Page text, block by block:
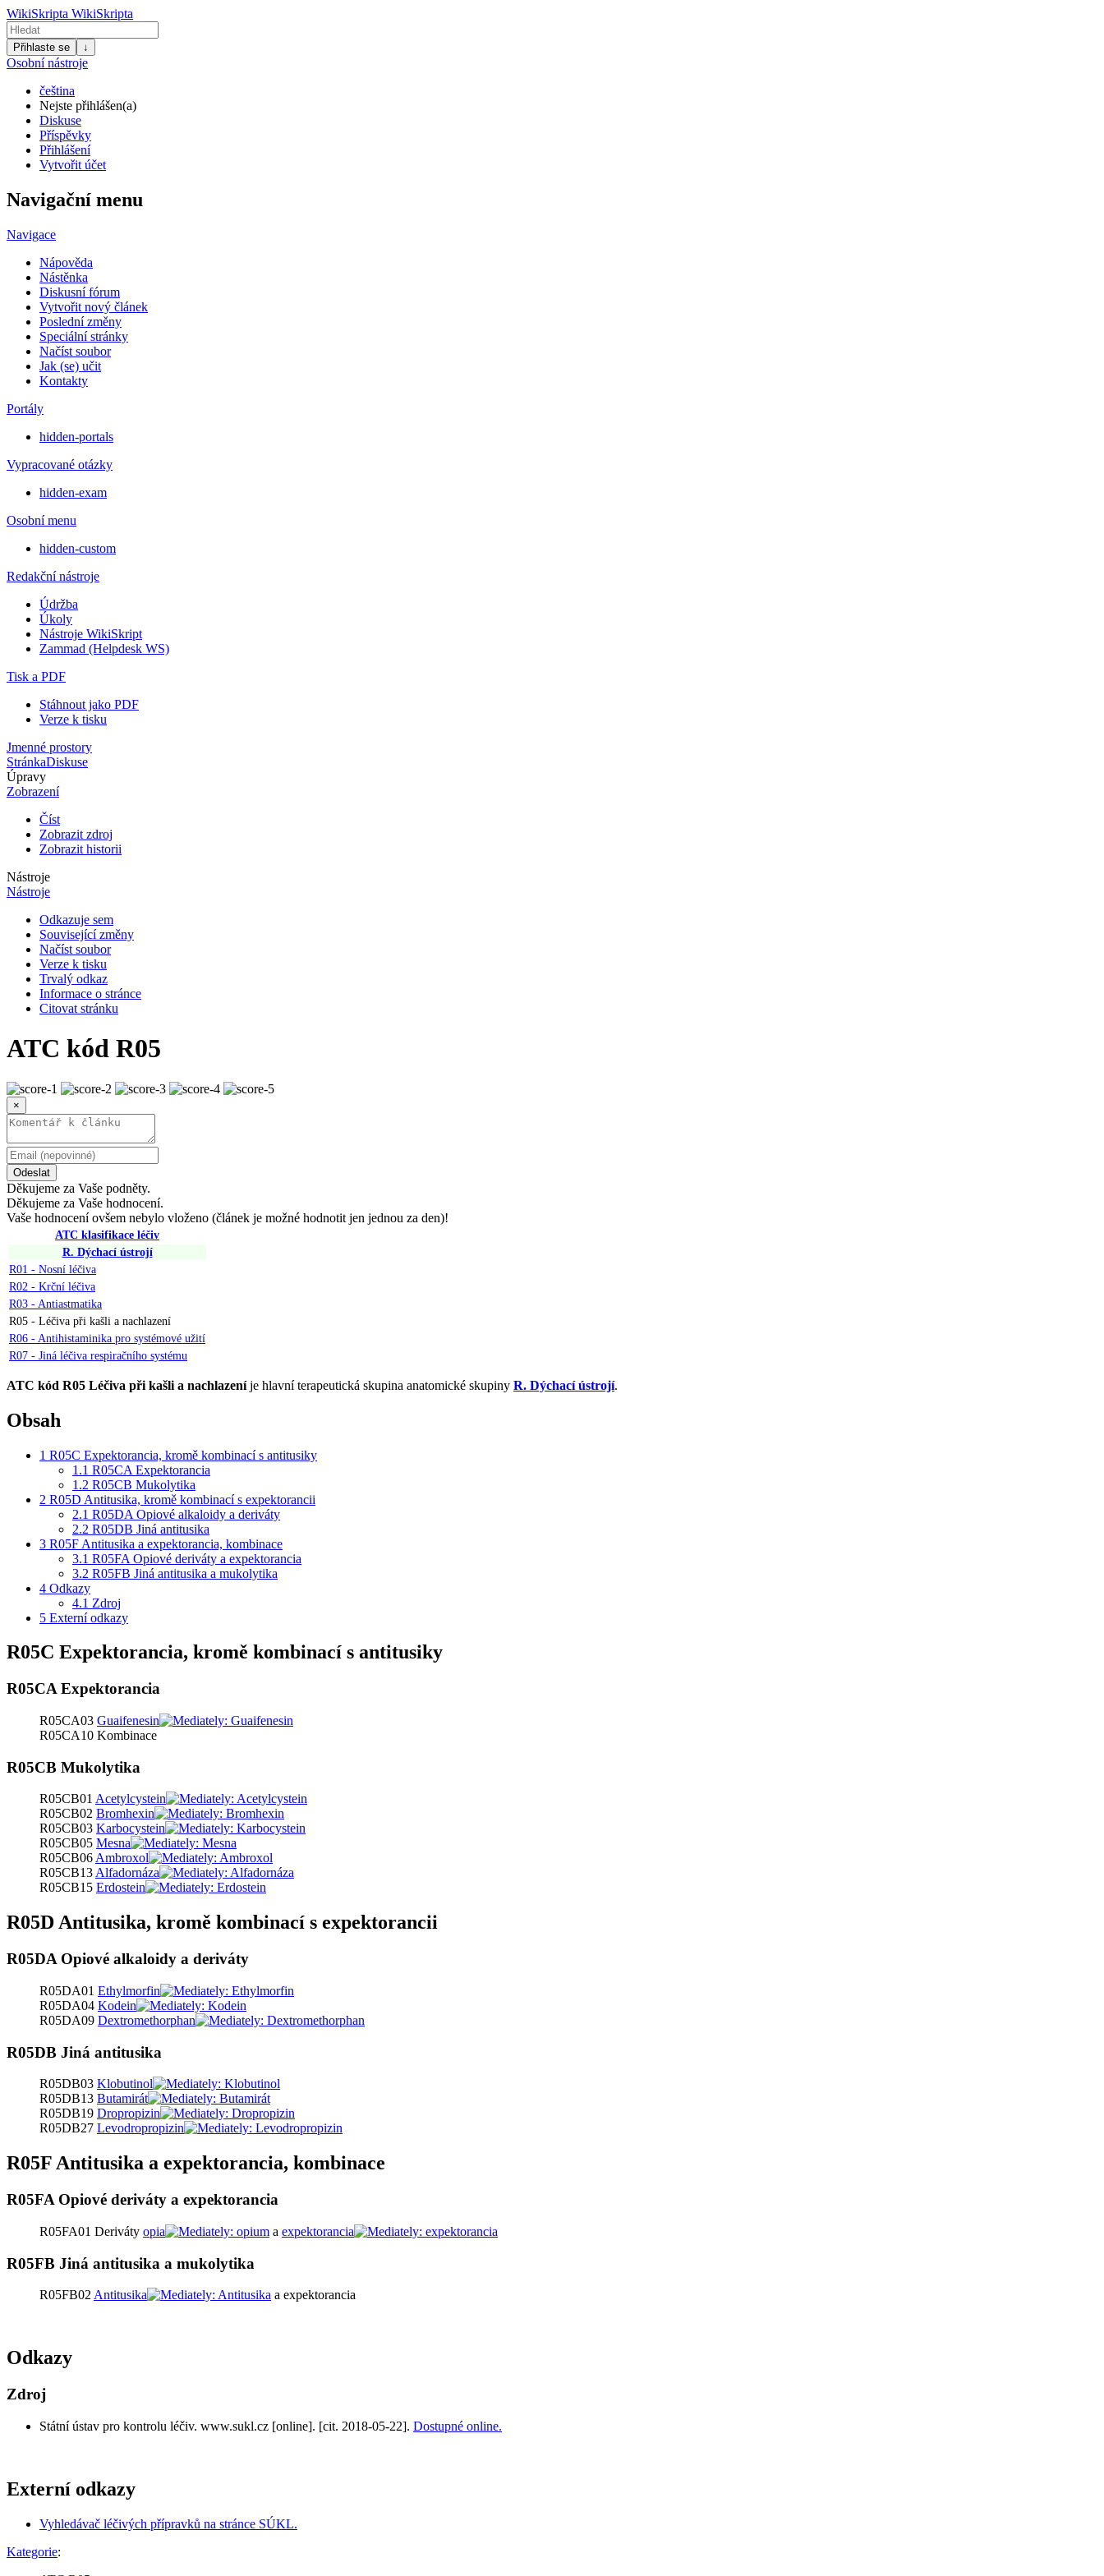
WikiSkripta WikiSkripta
Přihlaste se ↓
Osobní nástroje
čeština
Nejste přihlášen(a)
Diskuse
Příspěvky
Přihlášení
Vytvořit účet
Navigační menu
Navigace
Nápověda
Nástěnka
Diskusní fórum
Vytvořit nový článek
Poslední změny
Speciální stránky
Načíst soubor
Jak (se) učit
Kontakty
Portály
hidden-portals
Vypracované otázky
hidden-exam
Osobní menu
hidden-custom
Redakční nástroje
Údržba
Úkoly
Nástroje WikiSkript
Zammad (Helpdesk WS)
Tisk a PDF
Stáhnout jako PDF
Verze k tisku
Jmenné prostory
StránkaDiskuse
Úpravy
Zobrazení
Číst
Zobrazit zdroj
Zobrazit historii
Nástroje
Nástroje
Odkazuje sem
Související změny
Načíst soubor
Verze k tisku
Trvalý odkaz
Informace o stránce
Citovat stránku
ATC kód R05
×
Odeslat
Děkujeme za Vaše podněty.
Děkujeme za Vaše hodnocení.
Vaše hodnocení ovšem nebylo vloženo (článek je možné hodnotit jen jednou za den)!
ATC klasifikace léčiv
R. Dýchací ústrojí
R01 - Nosní léčiva
R02 - Krční léčiva
R03 - Antiastmatika
R05 - Léčiva při kašli a nachlazení
R06 - Antihistaminika pro systémové užití
R07 - Jiná léčiva respiračního systému
ATC kód R05 Léčiva při kašli a nachlazeníje hlavní terapeutická skupina anatomické skupiny R. Dýchací ústrojí.
Obsah
1 R05C Expektorancia, kromě kombinací s antitusiky
1.1 R05CA Expektorancia
1.2 R05CB Mukolytika
2 R05D Antitusika, kromě kombinací s expektorancii
2.1 R05DA Opiové alkaloidy a deriváty
2.2 R05DB Jiná antitusika
3 R05F Antitusika a expektorancia, kombinace
3.1 R05FA Opiové deriváty a expektorancia
3.2 R05FB Jiná antitusika a mukolytika
4 Odkazy
4.1 Zdroj
5 Externí odkazy
R05C Expektorancia, kromě kombinací s antitusiky
R05CA Expektorancia
R05CA03 Guaifenesin
R05CA10 Kombinace
R05CB Mukolytika
R05CB01 Acetylcystein
R05CB02 Bromhexin
R05CB03 Karbocystein
R05CB05 Mesna
R05CB06Ambroxol
R05CB13Alfadornáza
R05CB15 Erdostein
R05D Antitusika, kromě kombinací s expektorancii
R05DA Opiové alkaloidy a deriváty
R05DA01 Ethylmorfin
R05DA04 Kodein
R05DA09 Dextromethorphan
R05DB Jiná antitusika
R05DB03 Klobutinol
R05DB13 Butamirát
R05DB19 Dropropizin
R05DB27 Levodropropizin
R05F Antitusika a expektorancia, kombinace
R05FA Opiové deriváty a expektorancia
R05FA01 Deriváty opia a expektorancia
R05FB Jiná antitusika a mukolytika
R05FB02Antitusika a expektorancia
Odkazy
Zdroj
Státní ústav pro kontrolu léčiv. www.sukl.cz [online]. [cit. 2018-05-22]. Dostupné online.
Externí odkazy
Vyhledávač léčivých přípravků na stránce SÚKL.
Kategorie: